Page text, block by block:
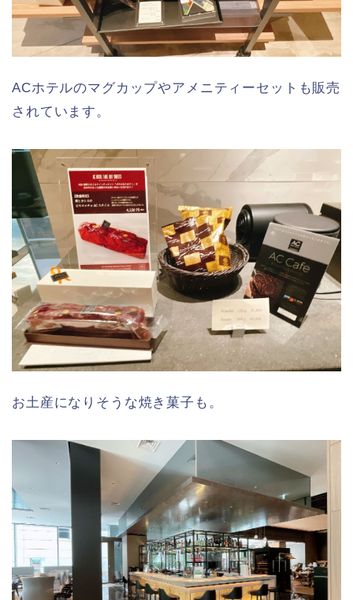
ACホテルのマグカップやアメニティーセットも販売
されています。
お土産になりそうな焼き菓子も。